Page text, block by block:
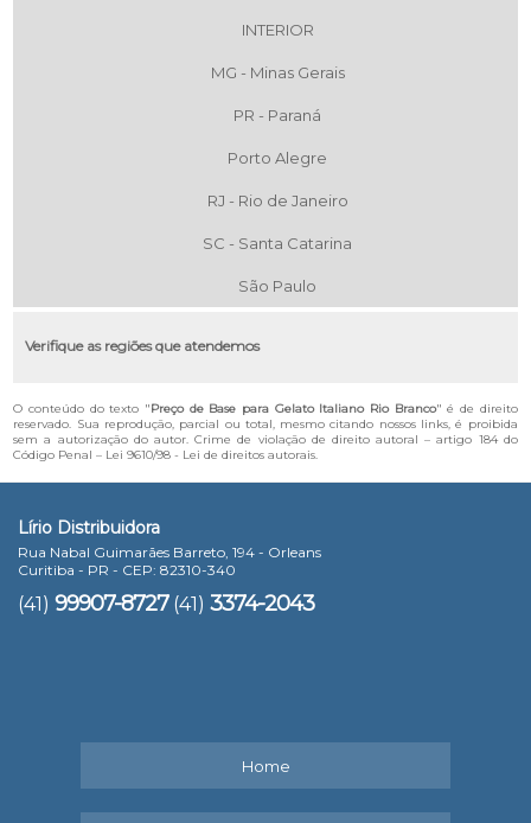
INTERIOR
MG - Minas Gerais
PR - Paraná
Porto Alegre
RJ - Rio de Janeiro
SC - Santa Catarina
São Paulo
Verifique as regiões que atendemos
O conteúdo do texto "Preço de Base para Gelato Italiano Rio Branco" é de direito
reservado. Sua reprodução, parcial ou total, mesmo citando nossos links, é proibida
sem a autorização do autor. Crime de violação de direito autoral – artigo 184 do
Código Penal – Lei 9610/98 - Lei de direitos autorais.
Lírio Distribuidora
Rua Nabal Guimarães Barreto, 194 - Orleans
Curitiba - PR - CEP: 82310-340
(41) 99907-8727 (41) 3374-2043
Home